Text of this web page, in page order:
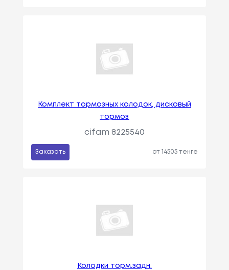
Комплект тормозных колодок, дисковый
тормоз
cifam 8225540
Заказать от 14505 тенге
Колодки торм.задн.